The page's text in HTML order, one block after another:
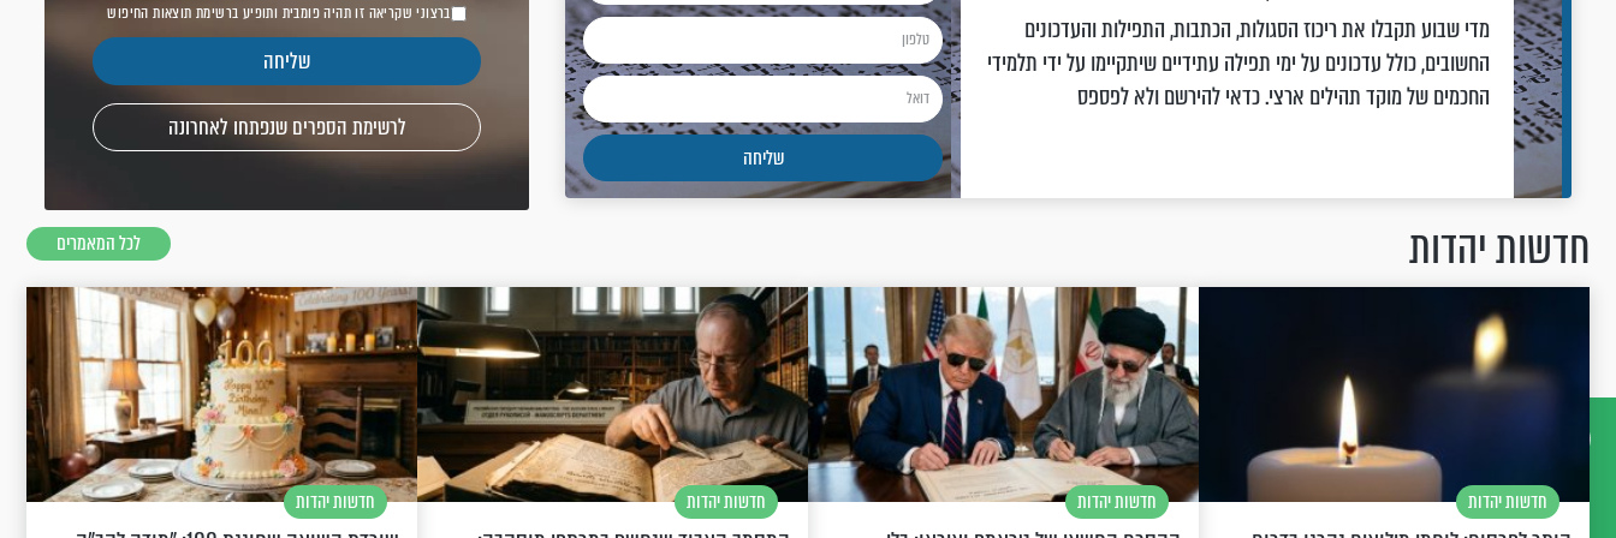
דברו
איתנו
מדי שבוע תקבלו את ריכוז הסגולות, הכתבות, התפילות והעדכונים
החשובים, כולל עדכונים על ימי תפילה עתידיים שיתקיימו על ידי תלמידי
החכמים של מוקד תהילים ארצי. כדאי להירשם ולא לפספס
ברצוני שקריאה זו תהיה פומבית ותופיע ברשימת תוצאות החיפוש
לרשימת הספרים שנפתחו לאחרונה
חדשות יהדות לכל המאמרים
חדשות יהדות חדשות יהדות חדשות יהדות חדשות יהדות